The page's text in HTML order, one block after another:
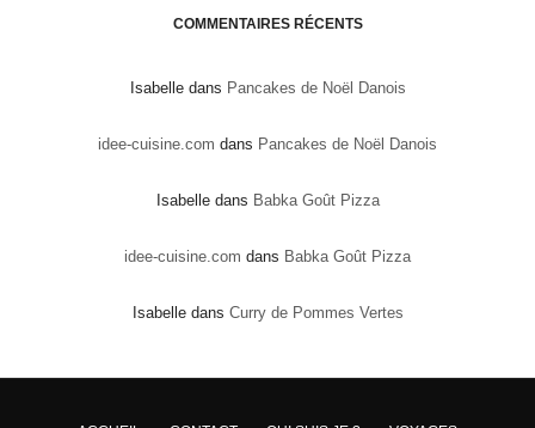
COMMENTAIRES RÉCENTS
Isabelledans Pancakes de Noël Danois
idee-cuisine.com dans Pancakes de Noël Danois
Isabelledans Babka Goût Pizza
idee-cuisine.com dans Babka Goût Pizza
Isabelledans Curry de Pommes Vertes